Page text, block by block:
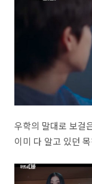
우학의 말대로 보걸
이미 다 알고 있던